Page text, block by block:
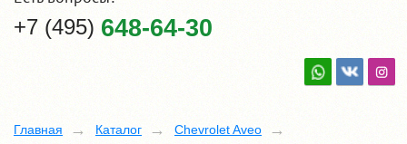
+7 (495) 648-64-30
Главная Каталог
Chevrolet Aveo